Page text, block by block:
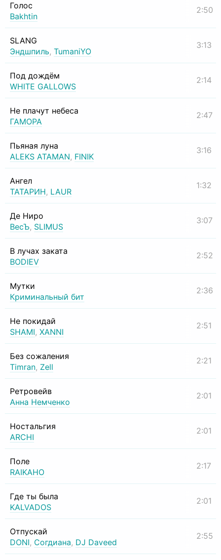
Голос
Bakhtin
2:50
SLANG
Эндшпиль, TumaniYO
3:13
Под дождём
WHITE GALLOWS
2:14
Не плачут небеса
ГАМОРА
2:47
Пьяная луна
ALEKS ATAMAN, FINIK
3:16
Ангел
ТАТАРИН, LAUR
1:32
Де Ниро
ВесЪ, SLIMUS
3:07
В лучах заката
BODIEV
2:52
Мутки
Криминальный бит
2:36
Не покидай
SHAMI, XANNI
2:51
Без сожаления
Timran, Zell
2:21
Ретровейв
Анна Немченко
2:01
Ностальгия
ARCHI
2:01
Поле
RAIKAHO
2:17
Где ты была
KALVADOS
2:01
Отпускай
DONI, Согдиана, DJ Daveed
2:55